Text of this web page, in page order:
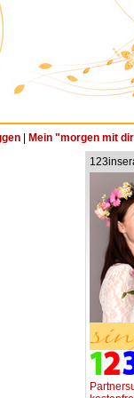
Mein "morgen mit